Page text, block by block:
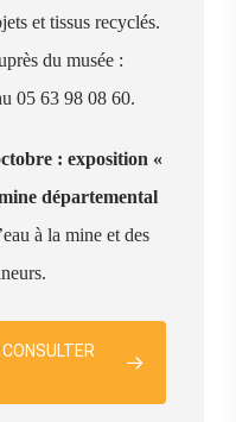
et tissus recyclés.
du musée :
05 63 98 08 60.
: exposition «
départemental
à la mine et des